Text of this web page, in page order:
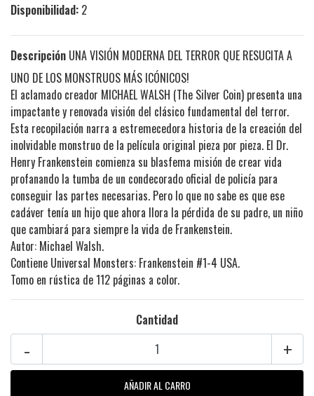
Disponibilidad: 2
Descripción UNA VISIÓN MODERNA DEL TERROR QUE RESUCITA A
UNO DE LOS MONSTRUOS MÁS ICÓNICOS!
El aclamado creador MICHAEL WALSH (The Silver Coin) presenta una
impactante y renovada visión del clásico fundamental del terror.
Esta recopilación narra a estremecedora historia de la creación del
inolvidable monstruo de la película original pieza por pieza. El Dr.
Henry Frankenstein comienza su blasfema misión de crear vida
profanando la tumba de un condecorado oficial de policía para
conseguir las partes necesarias. Pero lo que no sabe es que ese
cadáver tenía un hijo que ahora llora la pérdida de su padre, un niño
que cambiará para siempre la vida de Frankenstein.
Autor: Michael Walsh.
Contiene Universal Monsters: Frankenstein #1-4 USA.
Tomo en rústica de 112 páginas a color.
Cantidad
+
-